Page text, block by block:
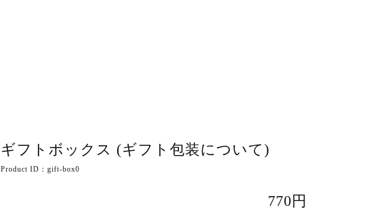
ギフトボックス (ギフト包装について)
Product ID：gift-box0
770円